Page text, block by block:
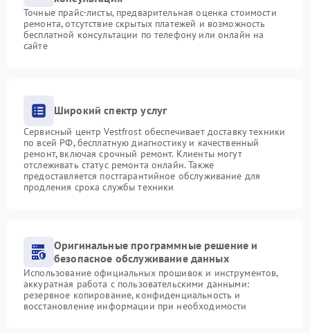
Точные прайс-листы, предварительная оценка стоимости
ремонта, отсутствие скрытых платежей и возможность
бесплатной консультации по телефону или онлайн на
сайте
Широкий спектр услуг
Сервисный центр Vestfrost обеспечивает доставку техники
по всей РФ, бесплатную диагностику и качественный
ремонт, включая срочный ремонт. Клиенты могут
отслеживать статус ремонта онлайн. Также
предоставляется постгарантийное обслуживание для
продления срока службы техники
Оригинальные программные решение и
безопасное обслуживание данных
Использование официальных прошивок и инструментов,
аккуратная работа с пользовательскими данными:
резервное копирование, конфиденциальность и
восстановление информации при необходимости